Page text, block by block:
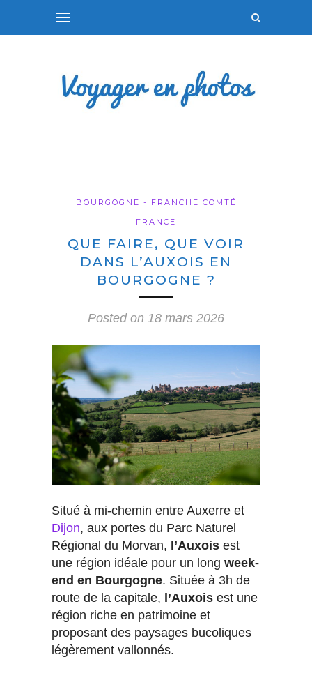
BOURGOGNE - FRANCHE COMTÉ
FRANCE
QUE FAIRE, QUE VOIR
DANS L’AUXOIS EN
BOURGOGNE ?
Posted on 18 mars 2026
Situé à mi-chemin entre Auxerre et
Dijon, aux portes du Parc Naturel
Régional du Morvan, l’Auxois est
une région idéale pour un long week-
end en Bourgogne. Située à 3h de
route de la capitale, l’Auxois est une
région riche en patrimoine et
proposant des paysages bucoliques
légèrement vallonnés.